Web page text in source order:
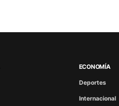
ECONOMÍA
Deportes
Internacional